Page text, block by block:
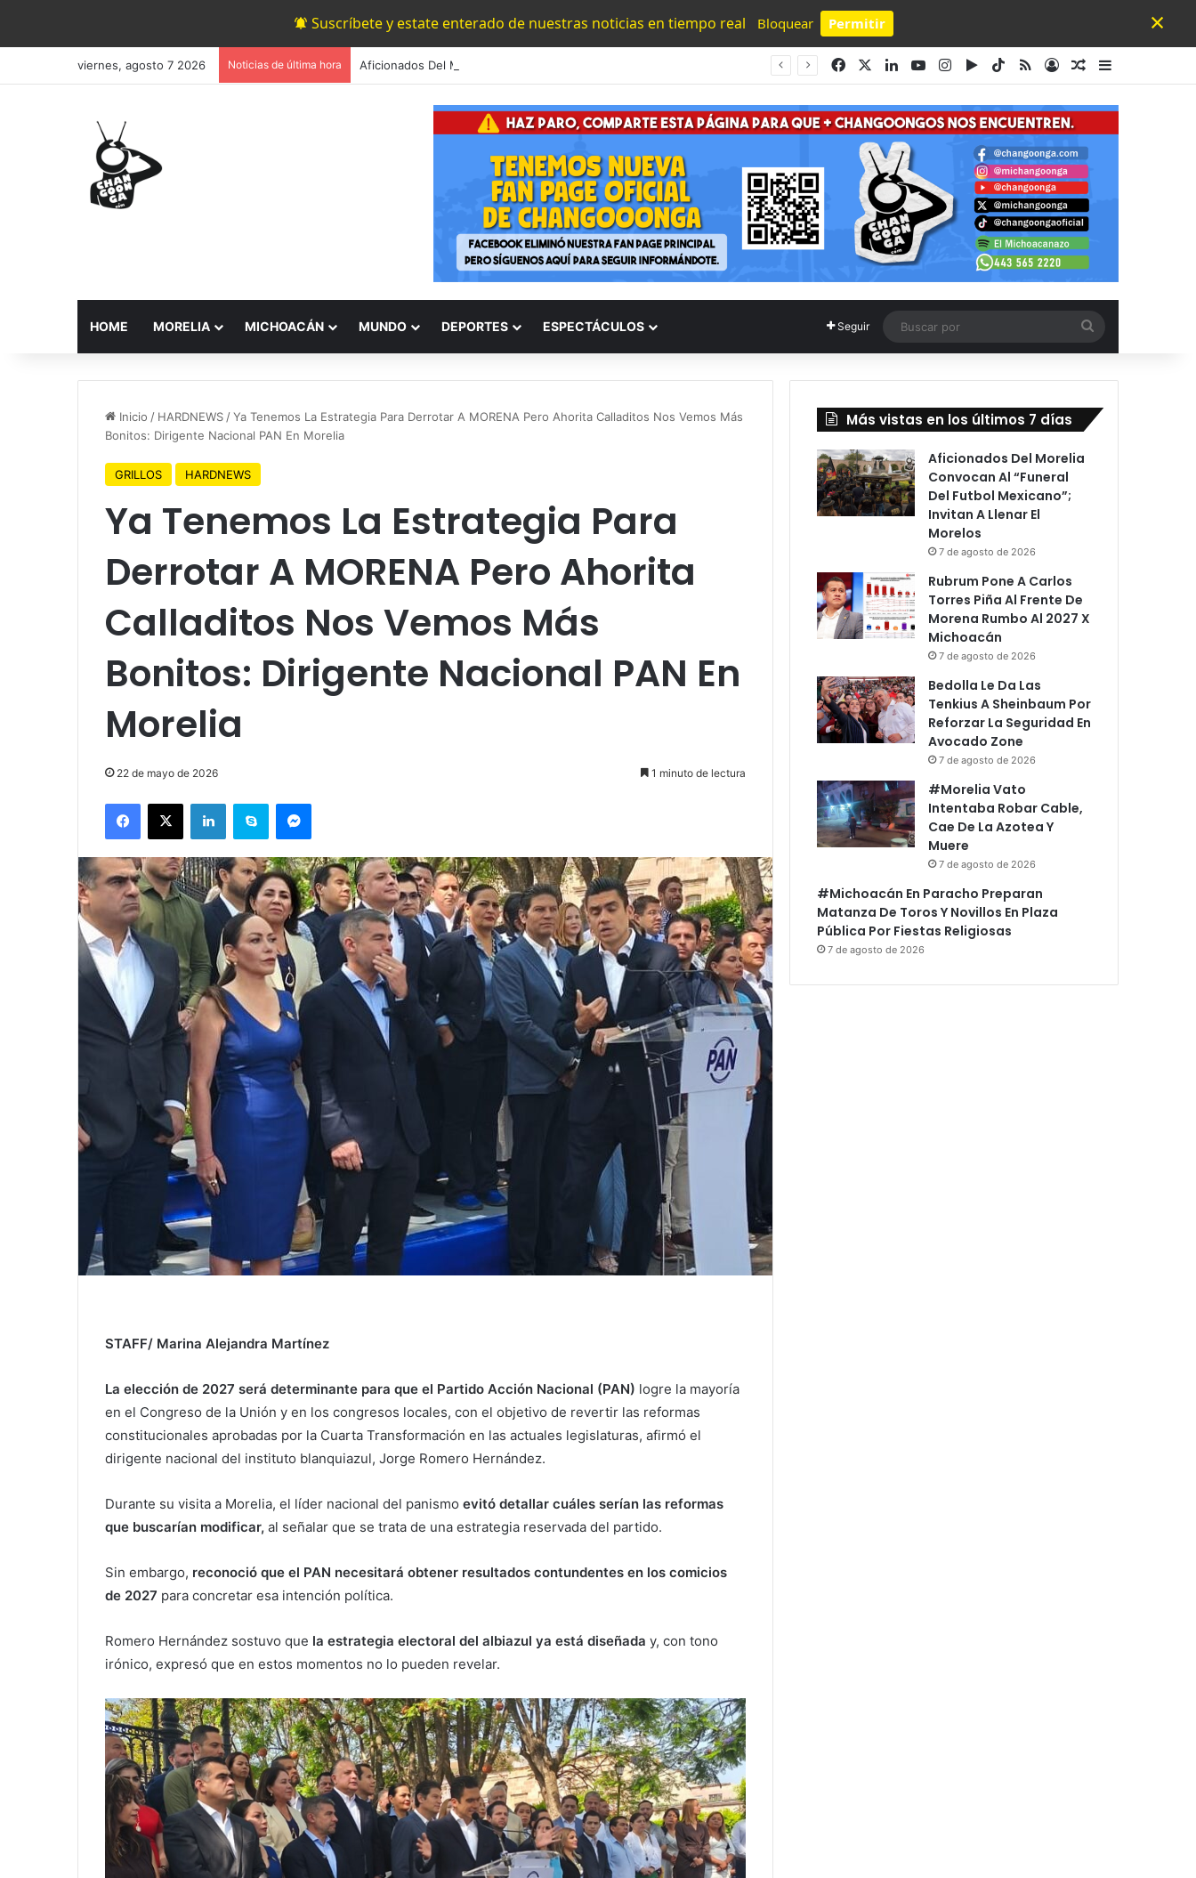
Suscríbete y estate enterado de nuestras noticias en tiempo real Bloquear Permitir
Powered by SendPulse
×
viernes, agosto 7 2026 Noticias de última hora FacebookLinkedInYouTubeInstagram
Google Play
TikTok
RSSAccesoPublicación al
Barra lateral
HOME MORELIA MICHOACÁN MUNDO DEPORTES ESPECTÁCULOS Seguir
por
Inicio / HARDNEWS /Ya Tenemos La Estrategia Para Derrotar A MORENA Pero Ahorita Calladitos Nos Vemos Más
Bonitos: Dirigente Nacional PAN En Morelia
GRILLOS HARDNEWS
Ya Tenemos La Estrategia Para
Derrotar A MORENA Pero Ahorita
Calladitos Nos Vemos Más
Bonitos: Dirigente Nacional PAN En
Morelia
22 de mayo de 2026 1 minuto de lectura
Facebook
X LinkedInSkype Messenger
STAFF/ Marina Alejandra Martínez
La elección de 2027 será determinante para que el Partido Acción Nacional (PAN) logre la mayoría
en el Congreso de la Unión y en los congresos locales, con el objetivo de revertir las reformas
constitucionales aprobadas por la Cuarta Transformación en las actuales legislaturas, afirmó el
dirigente nacional del instituto blanquiazul, Jorge Romero Hernández.
Durante su visita a Morelia, el líder nacional del panismo evitó detallar cuáles serían las reformas
que buscarían modificar, al señalar que se trata de una estrategia reservada del partido.
Sin embargo, reconoció que el PAN necesitará obtener resultados contundentes en los comicios
de 2027 para concretar esa intención política.
Romero Hernández sostuvo que la estrategia electoral del albiazul ya está diseñada y, con tono
irónico, expresó que en estos momentos no lo pueden revelar.
Más vistas en los últimos 7 días
Aficionados Del Morelia
Convocan Al “Funeral
Del Futbol Mexicano”;
Invitan A Llenar El
Morelos
7 de agosto de 2026
Rubrum Pone A Carlos
Torres Piña Al Frente De
Morena Rumbo Al 2027 X
Michoacán
7 de agosto de 2026
Bedolla Le Da Las
Tenkius A Sheinbaum Por
Reforzar La Seguridad En
Avocado Zone
7 de agosto de 2026
#Morelia Vato
Intentaba Robar Cable,
Cae De La Azotea Y
Muere
7 de agosto de 2026
#Michoacán En Paracho Preparan
Matanza De Toros Y Novillos En Plaza
Pública Por Fiestas Religiosas
7 de agosto de 2026